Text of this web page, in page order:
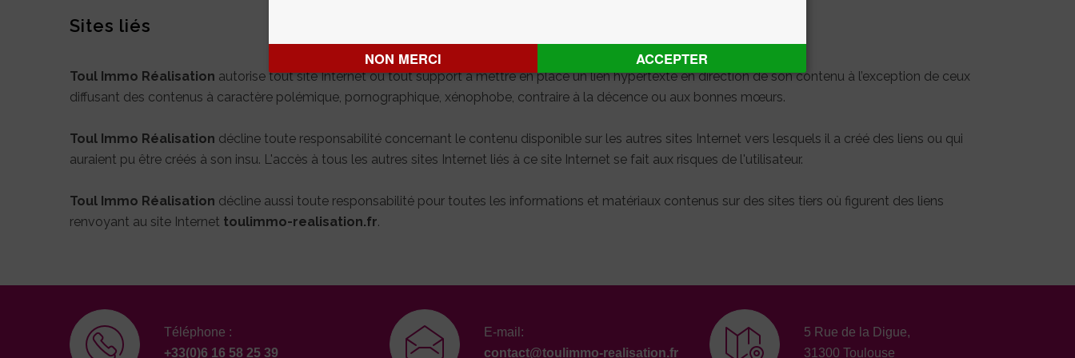
NON MERCI ACCEPTER
Sites liés
Toul Immo Réalisation autorise tout site Internet ou tout support à mettre en place un lien hypertexte en direction de son contenu à l’exception de ceux
diffusant des contenus à caractère polémique, pornographique, xénophobe, contraire à la décence ou aux bonnes mœurs.
Toul Immo Réalisation décline toute responsabilité concernant le contenu disponible sur les autres sites Internet vers lesquels il a créé des liens ou qui
auraient pu être créés à son insu. L'accès à tous les autres sites Internet liés à ce site Internet se fait aux risques de l'utilisateur.
Toul Immo Réalisation décline aussi toute responsabilité pour toutes les informations et matériaux contenus sur des sites tiers où figurent des liens
renvoyant au site Internet toulimmo-realisation.fr.
Téléphone :
+33(0)6 16 58 25 39
E-mail:
contact@toulimmo-realisation.fr
5 Rue de la Digue,
31300 Toulouse